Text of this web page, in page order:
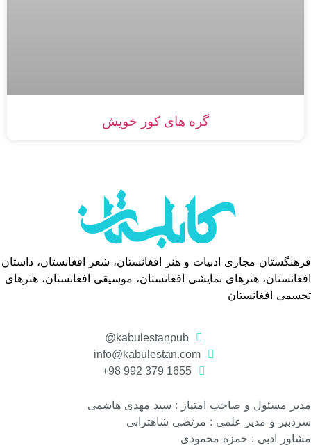
گره های کور خویش
فرهنگستان مجازی ادبیات و هنر افغانستان، شعر افغانستان، داستان
افغانستان، هنرهای نمایشی افغانستان، موسیقی افغانستان، هنرهای
تجسمی افغانستان
kabulestanpub@
info@kabulestan.com
1655 379 992 98+
مدیر مسئول و صاحب امتیاز : سید مهدی هاشمی
سردبیر و مدیر علمی : مرتضی شاهترابی
مشاور ادبی : حمزه محمودی